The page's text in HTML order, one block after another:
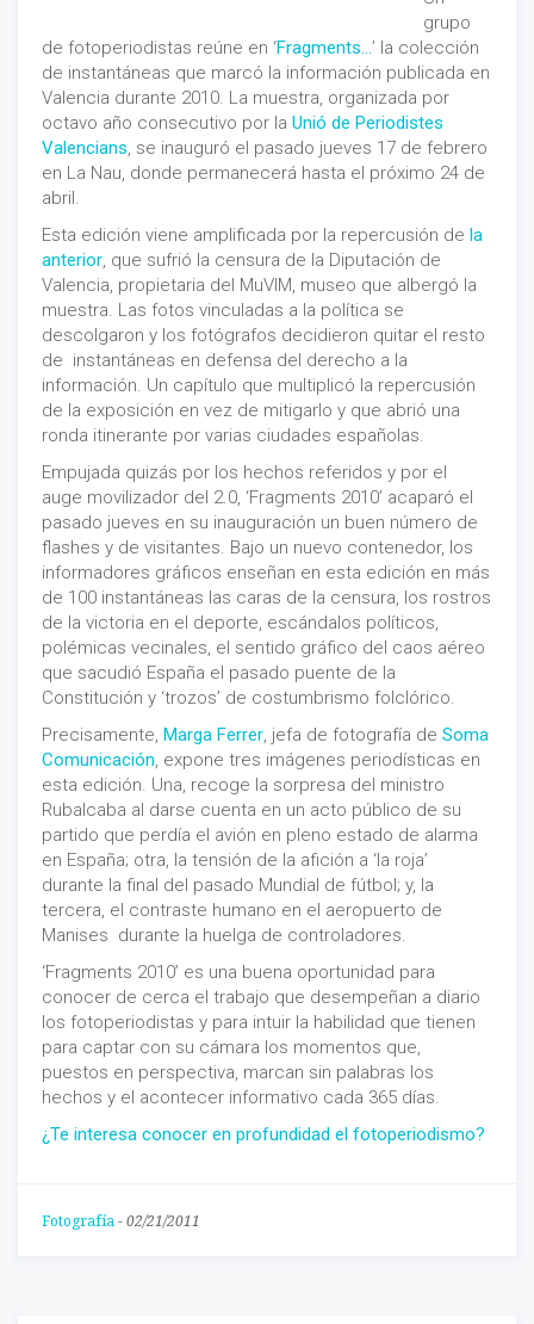
grupo
de fotoperiodistas reúne en ‘Fragments…’ la colección
de instantáneas que marcó la información publicada en
Valencia durante 2010. La muestra, organizada por
octavo año consecutivo por la Unió de Periodistes
Valencians, se inauguró el pasado jueves 17 de febrero
en La Nau, donde permanecerá hasta el próximo 24 de
abril.
Esta edición viene amplificada por la repercusión de la
anterior, que sufrió la censura de la Diputación de
Valencia, propietaria del MuVIM, museo que albergó la
muestra. Las fotos vinculadas a la política se
descolgaron y los fotógrafos decidieron quitar el resto
de instantáneas en defensa del derecho a la
información. Un capítulo que multiplicó la repercusión
de la exposición en vez de mitigarlo y que abrió una
ronda itinerante por varias ciudades españolas.
Empujada quizás por los hechos referidos y por el
auge movilizador del 2.0, ‘Fragments 2010’ acaparó el
pasado jueves en su inauguración un buen número de
flashes y de visitantes. Bajo un nuevo contenedor, los
informadores gráficos enseñan en esta edición en más
de 100 instantáneas las caras de la censura, los rostros
de la victoria en el deporte, escándalos políticos,
polémicas vecinales, el sentido gráfico del caos aéreo
que sacudió España el pasado puente de la
Constitución y ‘trozos’ de costumbrismo folclórico.
Precisamente, Marga Ferrer, jefa de fotografía de Soma
Comunicación, expone tres imágenes periodísticas en
esta edición. Una, recoge la sorpresa del ministro
Rubalcaba al darse cuenta en un acto público de su
partido que perdía el avión en pleno estado de alarma
en España; otra, la tensión de la afición a ‘la roja’
durante la final del pasado Mundial de fútbol; y, la
tercera, el contraste humano en el aeropuerto de
Manises durante la huelga de controladores.
‘Fragments 2010’ es una buena oportunidad para
conocer de cerca el trabajo que desempeñan a diario
los fotoperiodistas y para intuir la habilidad que tienen
para captar con su cámara los momentos que,
puestos en perspectiva, marcan sin palabras los
hechos y el acontecer informativo cada 365 días.
¿Te interesa conocer en profundidad el fotoperiodismo?
Fotografía - 02/21/2011